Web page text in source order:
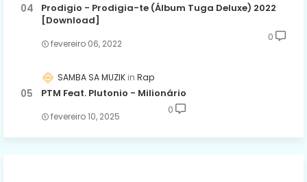
Prodigio - Prodigia-te (Álbum Tuga Deluxe) 2022
[Download]
fevereiro 06, 2022
0
SAMBA SA MUZIK Rap
PTM Feat. Plutonio - Milionário
fevereiro 10, 2025
0